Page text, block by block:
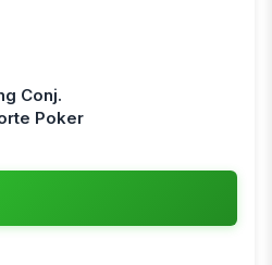
Conj.
Poker